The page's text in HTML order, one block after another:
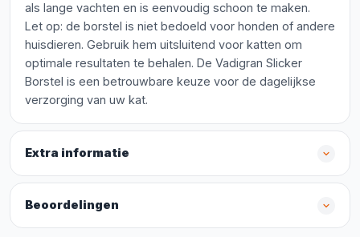
als lange vachten en is eenvoudig schoon te maken.
Let op: de borstel is niet bedoeld voor honden of andere
huisdieren. Gebruik hem uitsluitend voor katten om
optimale resultaten te behalen. De Vadigran Slicker
Borstel is een betrouwbare keuze voor de dagelijkse
verzorging van uw kat.
Extra informatie
Beoordelingen